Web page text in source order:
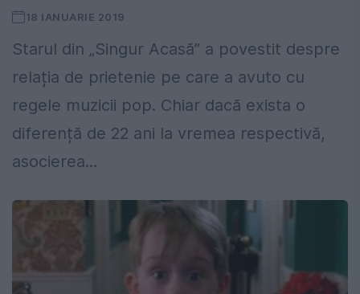
18 IANUARIE 2019
Starul din „Singur Acasă” a povestit despre
relația de prietenie pe care a avuto cu
regele muzicii pop. Chiar dacă exista o
diferență de 22 ani la vremea respectivă,
asocierea...